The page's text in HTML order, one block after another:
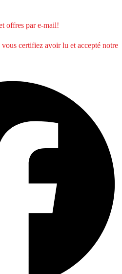
offres par e-mail!
certifiez avoir lu et accepté notre